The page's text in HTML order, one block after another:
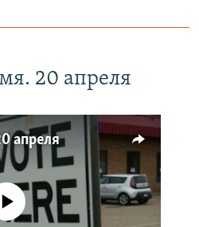
20 апреля
апреля
currently available